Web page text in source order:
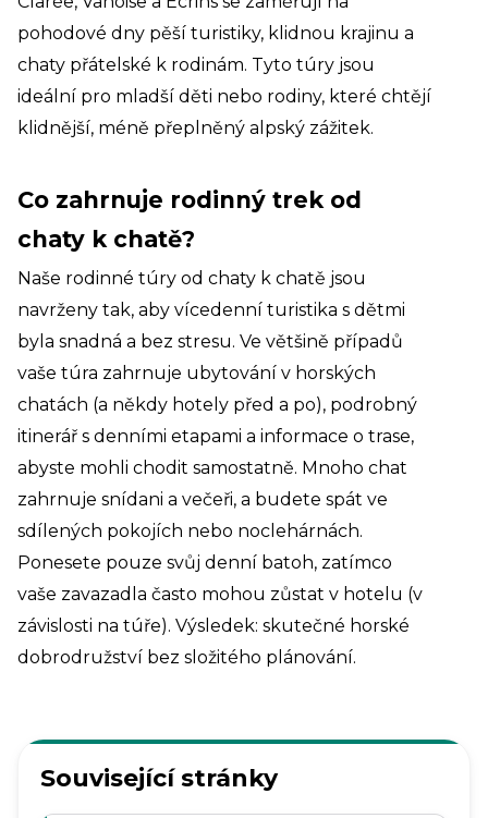
pohodové dny pěší turistiky, klidnou krajinu a
chaty přátelské k rodinám. Tyto túry jsou
ideální pro mladší děti nebo rodiny, které chtějí
klidnější, méně přeplněný alpský zážitek.
Co zahrnuje rodinný trek od
chaty k chatě?
Naše rodinné túry od chaty k chatě jsou
navrženy tak, aby vícedenní turistika s dětmi
byla snadná a bez stresu. Ve většině případů
vaše túra zahrnuje ubytování v horských
chatách (a někdy hotely před a po), podrobný
itinerář s denními etapami a informace o trase,
abyste mohli chodit samostatně. Mnoho chat
zahrnuje snídani a večeři, a budete spát ve
sdílených pokojích nebo noclehárnách.
Ponesete pouze svůj denní batoh, zatímco
vaše zavazadla často mohou zůstat v hotelu (v
závislosti na túře). Výsledek: skutečné horské
dobrodružství bez složitého plánování.
Související stránky